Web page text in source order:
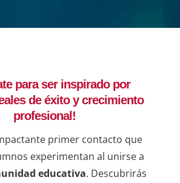
para ser inspirado por
de éxito y crecimiento
profesional!
primer contacto que
experimentan al unirse a
educativa. Descubrirás